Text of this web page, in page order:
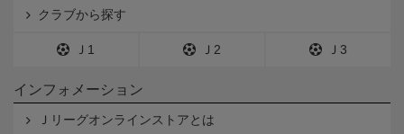
クラブから探す
Ｊ1 Ｊ2 Ｊ3
インフォメーション
Ｊリーグオンラインストアとは